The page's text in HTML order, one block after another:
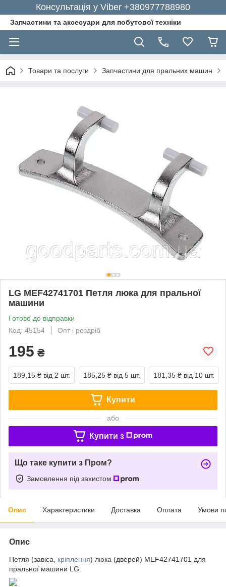
Консультація у Viber +380977788980
Запчастини та аксесуари для побутової техніки
Товари та послуги Запчастини для пральних машин
LG MEF42741701 Петля люка для пральної
машини
Готово до відправки
Код: 45154
Опт і роздріб
195 ₴
189,15 ₴ від 2 шт. 185,25 ₴ від 5 шт. 181,35 ₴ від 10 шт.
Купити
або
Купити з
Що таке купити з Пром?
Замовлення під захистом
Опис Характеристики Доставка Оплата Умови
Опис
Петля (завіса, кріплення) люка (дверей) MEF42741701 для
пральної машини LG.